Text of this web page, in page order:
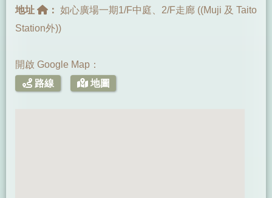
地址 ： 如心廣場一期1/F中庭、2/F走廊 ((Muji 及 Taito
Station外))
開啟 Google Map：
路線
地圖